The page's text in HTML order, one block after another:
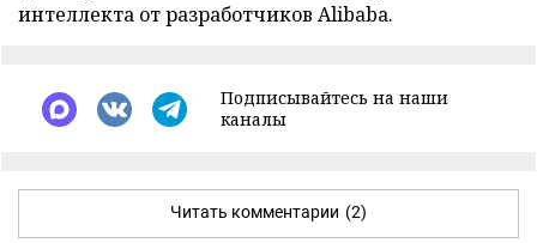
интеллекта от разработчиков Alibaba.
Подписывайтесь на наши
каналы
Читать комментарии (2)